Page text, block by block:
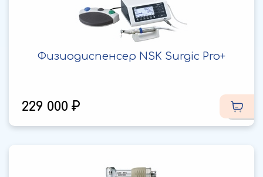
Физиодиспенсер NSK Surgic Pro+
229 000